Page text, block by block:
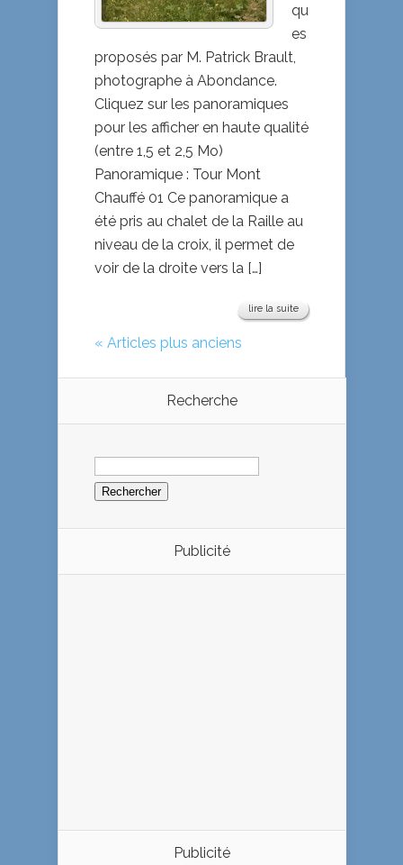
qu
es
proposés par M. Patrick Brault,
photographe à Abondance.
Cliquez sur les panoramiques
pour les afficher en haute qualité
(entre 1,5 et 2,5 Mo)
Panoramique : Tour Mont
Chauffé 01 Ce panoramique a
été pris au chalet de la Raille au
niveau de la croix, il permet de
voir de la droite vers la […]
lire la suite
« Articles plus anciens
Recherche
Rechercher :
Publicité
Publicité